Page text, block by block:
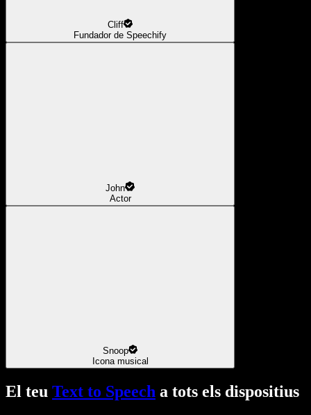
Cliff
Fundador de Speechify
John
Actor
Snoop
Icona musical
El teu Text to Speech a tots els dispositius